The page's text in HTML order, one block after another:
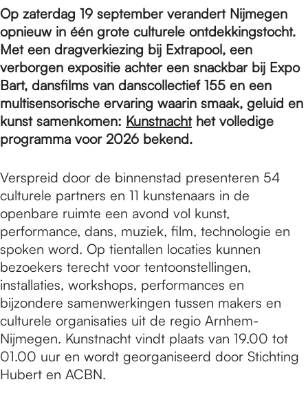
m
e
p
a
g
e
Op zaterdag 19 september verandert Nijmegen
opnieuw in één grote culturele ontdekkingstocht.
Met een dragverkiezing bij Extrapool, een
verborgen expositie achter een snackbar bij Expo
Bart, dansfilms van danscollectief 155 en een
multisensorische ervaring waarin smaak, geluid en
kunst samenkomen: Kunstnachthet volledige
programma voor 2026 bekend.
Verspreid door de binnenstad presenteren 54
culturele partners en 11 kunstenaars in de
openbare ruimte een avond vol kunst,
performance, dans, muziek, film, technologie en
spoken word. Op tientallen locaties kunnen
bezoekers terecht voor tentoonstellingen,
installaties, workshops, performances en
bijzondere samenwerkingen tussen makers en
culturele organisaties uit de regio Arnhem-
Nijmegen. Kunstnacht vindt plaats van 19.00 tot
01.00 uur en wordt georganiseerd door Stichting
Hubert en ACBN.